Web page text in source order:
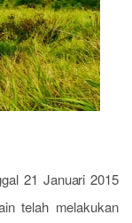
21 Januari 2015
telah melakukan